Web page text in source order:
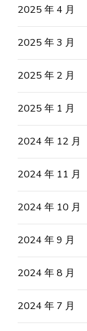
2025 年 4 月
2025 年 3 月
2025 年 2 月
2025 年 1 月
2024 年 12 月
2024 年 11 月
2024 年 10 月
2024 年 9 月
2024 年 8 月
2024 年 7 月